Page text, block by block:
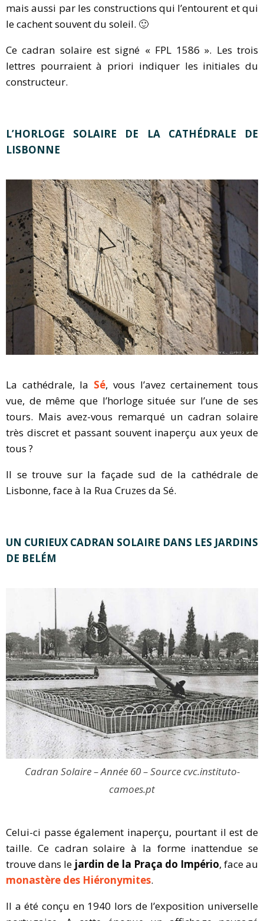
mais aussi par les constructions qui l’entourent et qui
le cachent souvent du soleil. 🙂
Ce cadran solaire est signé « FPL 1586 ». Les trois
lettres pourraient à priori indiquer les initiales du
constructeur.
L’HORLOGE SOLAIRE DE LA CATHÉDRALE DE
LISBONNE
La cathédrale, la Sé, vous l’avez certainement tous
vue, de même que l’horloge située sur l’une de ses
tours. Mais avez-vous remarqué un cadran solaire
très discret et passant souvent inaperçu aux yeux de
tous ?
Il se trouve sur la façade sud de la cathédrale de
Lisbonne, face à la Rua Cruzes da Sé.
UN CURIEUX CADRAN SOLAIRE DANS LES JARDINS
DE BELÉM
Cadran Solaire – Année 60 – Source cvc.instituto-
camoes.pt
Celui-ci passe également inaperçu, pourtant il est de
taille. Ce cadran solaire à la forme inattendue se
trouve dans le jardin de la Praça do Império, face au
monastère des Hiéronymites.
Il a été conçu en 1940 lors de l’exposition universelle